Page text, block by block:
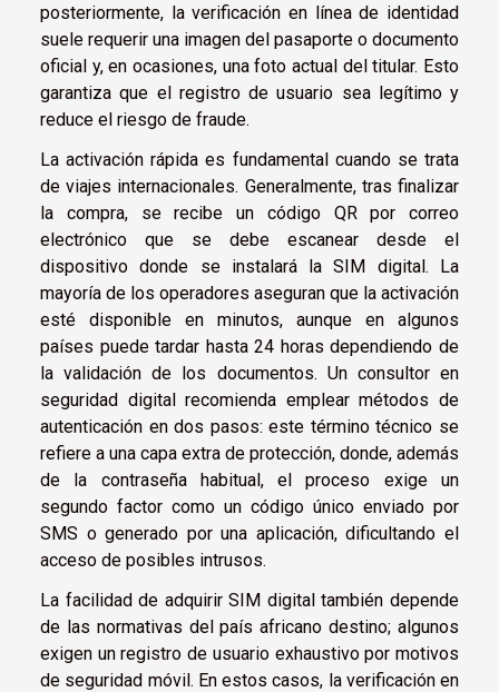
posteriormente, la verificación en línea de identidad
suele requerir una imagen del pasaporte o documento
oficial y, en ocasiones, una foto actual del titular. Esto
garantiza que el registro de usuario sea legítimo y
reduce el riesgo de fraude.
La activación rápida es fundamental cuando se trata
de viajes internacionales. Generalmente, tras finalizar
la compra, se recibe un código QR por correo
electrónico que se debe escanear desde el
dispositivo donde se instalará la SIM digital. La
mayoría de los operadores aseguran que la activación
esté disponible en minutos, aunque en algunos
países puede tardar hasta 24 horas dependiendo de
la validación de los documentos. Un consultor en
seguridad digital recomienda emplear métodos de
autenticación en dos pasos: este término técnico se
refiere a una capa extra de protección, donde, además
de la contraseña habitual, el proceso exige un
segundo factor como un código único enviado por
SMS o generado por una aplicación, dificultando el
acceso de posibles intrusos.
La facilidad de adquirir SIM digital también depende
de las normativas del país africano destino; algunos
exigen un registro de usuario exhaustivo por motivos
de seguridad móvil. En estos casos, la verificación en